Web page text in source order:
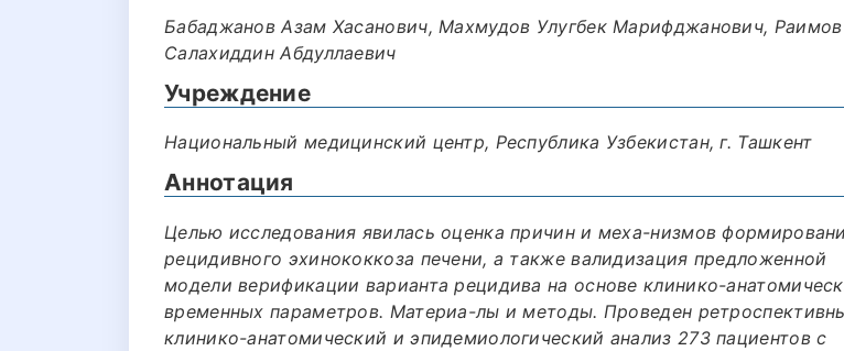
Бабаджанов Азам Хасанович, Махмудов Улугбек Марифджанович, Раимов
Салахиддин Абдуллаевич
Учреждение
Национальный медицинский центр, Республика Узбекистан, г. Ташкент
Аннотация
Целью исследования явилась оценка причин и меха-низмов
рецидивного эхинококкоза печени, а также валидизация предложенной
модели верификации варианта рецидива на основе клинико-
временных параметров. Материа-лы и методы. Проведен
клинико-анатомический и эпидемиологический анализ 273 пациентов с